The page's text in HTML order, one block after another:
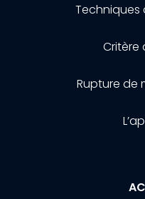
Critère
Rupture de